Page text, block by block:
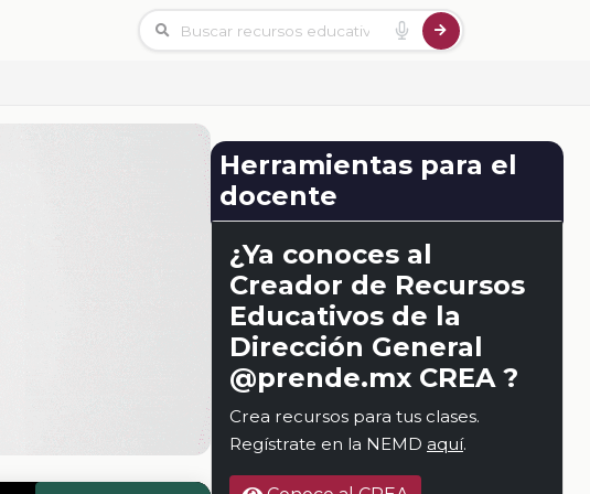
Herramientas para el
docente
¿Ya conoces al
Creador de Recursos
Educativos de la
Dirección General
@prende.mx CREA ?
Crea recursos para tus clases.
Regístrate en la NEMD aquí.